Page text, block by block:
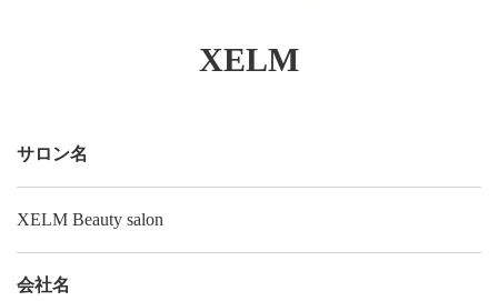
XELM
サロン名
XELM Beauty salon
会社名